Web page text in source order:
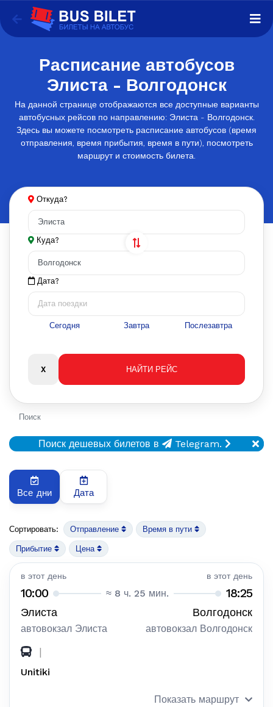
Расписание автобусов
Элиста - Волгодонск
На данной странице отображаются все доступные варианты
автобусных рейсов по направлению: Элиста - Волгодонск.
Здесь вы можете посмотреть расписание автобусов (время
отправления, время прибытия, время в пути), посмотреть
маршрут и стоимость билета.
Откуда?
Куда?
Дата?
Сегодня Завтра Послезавтра
Поиск
Поиск дешевых билетов в Telegram.
Все дни Дата
Сортировать: Отправление Время в пути
Прибытие Цена
в этот день в этот день
10:00 ≈ 8 ч. 25 мин. 18:25
Элиста Волгодонск
автовокзал Элиста автовокзал Волгодонск
|
Unitiki
Показать маршрут